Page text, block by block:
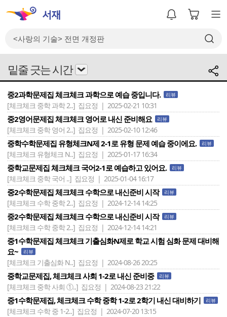
밑줄 긋는 시간
중2과학문제집 체크체크 과학으로 예습 중입니다. 리뷰
[체크체크 중학 과학 2..] 집요정 | 2025-02-21 10:31
중2영어문제집 체크체크 영어로 내신 준비해요 리뷰
[체크체크 중학 영어 2..] 집요정 | 2025-02-10 12:46
중학수학문제집 유형체크N제 2-1로 유형 문제 예습 중이에요. 리뷰
[체크체크 유형체크 N..] 집요정 | 2025-01-17 16:34
중학교문제집 체크체크 국어2-1로 예습하고 있어요. 리뷰
[체크체크 중학 국어 ..] 집요정 | 2025-01-04 16:17
중2수학문제집 체크체크 수학으로 내신준비 시작 리뷰
[체크체크 수학 중학 2..] 집요정 | 2024-12-14 14:25
중2수학문제집 체크체크 수학으로 내신준비 시작 리뷰
[체크체크 수학 중학 2..] 집요정 | 2024-12-14 14:21
중1수학문제집 체크체크 기출심화N제로 학교 시험 심화 문제 대비해
요~
리뷰
[체크체크 기출심화 N..] 집요정 | 2024-08-26 20:25
중학교문제집, 체크체크 사회 1-2로 내신 준비중 리뷰
[체크체크 중학 사회 ①..] 집요정 | 2024-08-23 21:22
중1수학문제집, 체크체크 수학 중학 1-2로 2학기 내신 대비하기 리뷰
[체크체크 수학 중 1-2..] 집요정 | 2024-07-20 13:15